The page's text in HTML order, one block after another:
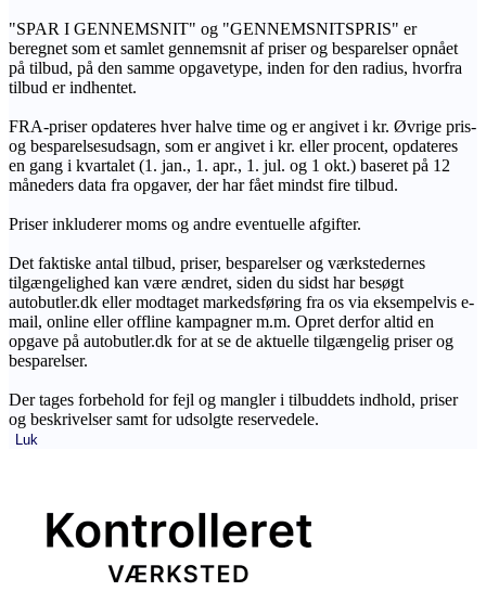
"SPAR I GENNEMSNIT" og "GENNEMSNITSPRIS" er
beregnet som et samlet gennemsnit af priser og besparelser opnået
på tilbud, på den samme opgavetype, inden for den radius, hvorfra
tilbud er indhentet.
FRA-priser opdateres hver halve time og er angivet i kr. Øvrige pris-
og besparelsesudsagn, som er angivet i kr. eller procent, opdateres
en gang i kvartalet (1. jan., 1. apr., 1. jul. og 1 okt.) baseret på 12
måneders data fra opgaver, der har fået mindst fire tilbud.
Priser inkluderer moms og andre eventuelle afgifter.
Det faktiske antal tilbud, priser, besparelser og værkstedernes
tilgængelighed kan være ændret, siden du sidst har besøgt
autobutler.dk eller modtaget markedsføring fra os via eksempelvis e-
mail, online eller offline kampagner m.m. Opret derfor altid en
opgave på autobutler.dk for at se de aktuelle tilgængelig priser og
besparelser.
Der tages forbehold for fejl og mangler i tilbuddets indhold, priser
og beskrivelser samt for udsolgte reservedele.
Luk